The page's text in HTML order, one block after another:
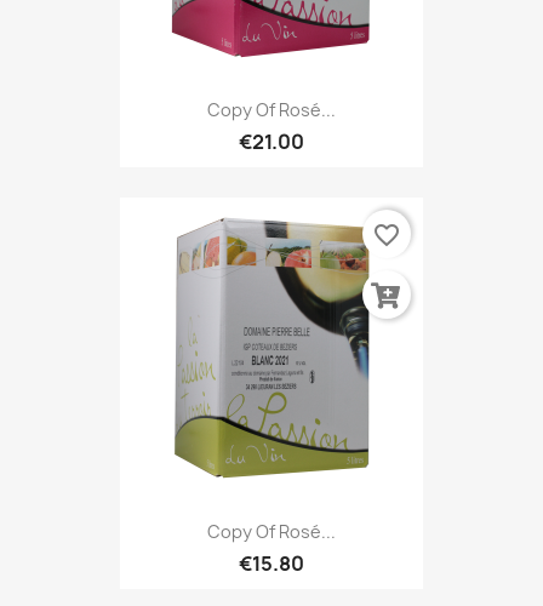
Copy Of Rosé...
€21.00
Copy Of Rosé...
€15.80
favorite_border